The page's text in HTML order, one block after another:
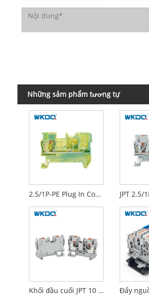
Những sảm phẩm tương tự
2.5/1P-PE Plug In Connection Ground Terminal Block Kết nối nhanh để tự lắp ráp
Khối đầu cuối JPT 10 đẩy vào kết nối Din Rail gắn 10 mm